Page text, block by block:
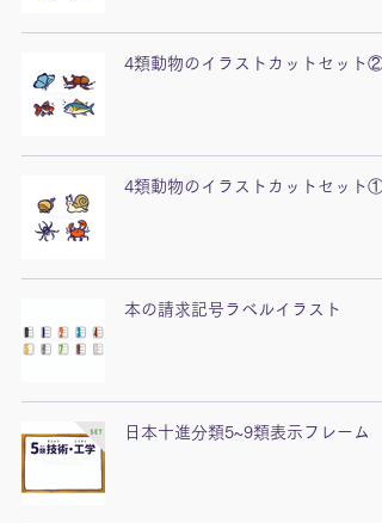
4類動物のイラストカットセット②
4類動物のイラストカットセット①
本の請求記号ラベルイラスト
日本十進分類5~9類表示フレーム